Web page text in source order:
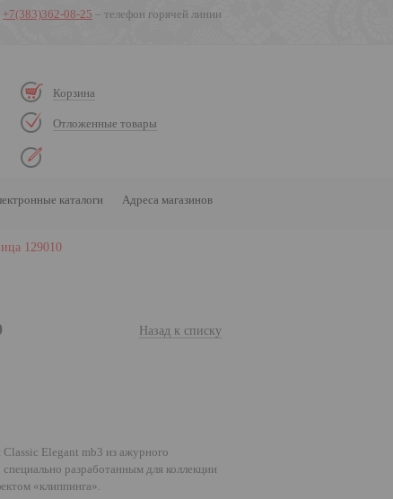
+7(383)362-08-25 – телефон горячей линии
Корзина
Отложенные товары
каталоги Адреса магазинов
129010
Назад к списку
Elegant mb3 из ажурного
разработанным для коллекции
«клиппинга».